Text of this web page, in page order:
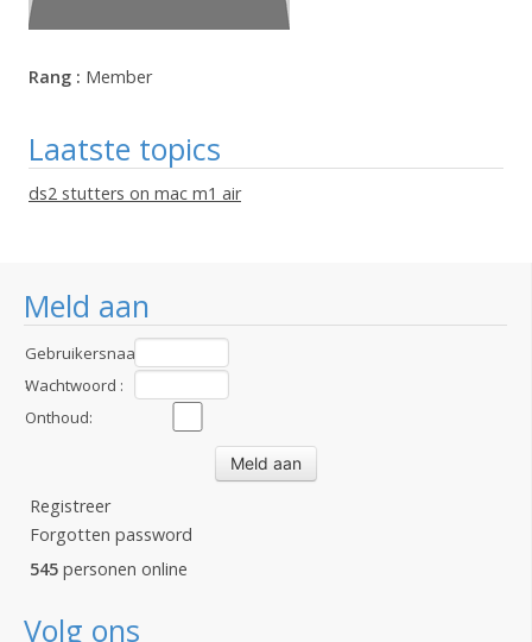
Meld aan
Gebruikersnaam
:Wachtwoord :
Onthoud:
Registreer
Forgotten password
545 personen online
Volg ons
Rang : Member
Laatste topics
ds2 stutters on mac m1 air